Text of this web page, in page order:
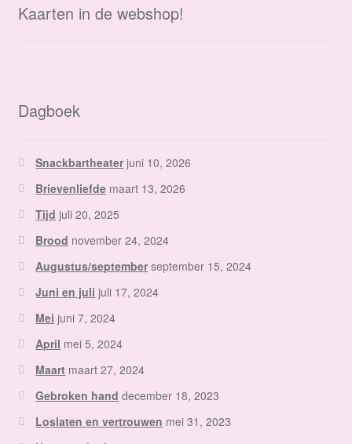
Kaarten in de webshop!
Dagboek
Snackbartheater juni 10, 2026
Brievenliefde maart 13, 2026
Tijd juli 20, 2025
Brood november 24, 2024
Augustus/september september 15, 2024
Juni en juli juli 17, 2024
Mei juni 7, 2024
April mei 5, 2024
Maart maart 27, 2024
Gebroken hand december 18, 2023
Loslaten en vertrouwen mei 31, 2023